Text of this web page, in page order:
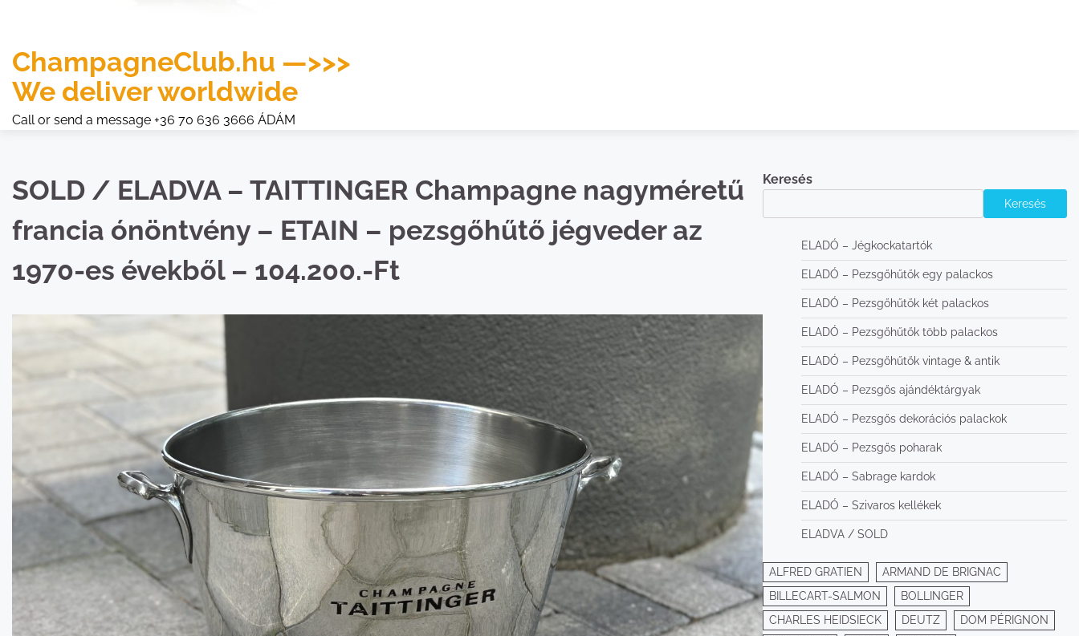
ChampagneClub.hu —>>>
We deliver worldwide
Call or send a message +36 70 636 3666 ÁDÁM
SOLD / ELADVA – TAITTINGER Champagne nagyméretű
francia ónöntvény – ETAIN – pezsgőhűtő jégveder az
1970-es évekből – 104.200.-Ft
Keresés
Keresés
ELADÓ – Jégkockatartók
ELADÓ – Pezsgőhűtők egy palackos
ELADÓ – Pezsgőhűtők két palackos
ELADÓ – Pezsgőhűtők több palackos
ELADÓ – Pezsgőhűtők vintage & antik
ELADÓ – Pezsgős ajándéktárgyak
ELADÓ – Pezsgős dekorációs palackok
ELADÓ – Pezsgős poharak
ELADÓ – Sabrage kardok
ELADÓ – Szivaros kellékek
ELADVA / SOLD
ALFRED GRATIEN
ARMAND DE BRIGNAC
BILLECART-SALMON
BOLLINGER
CHARLES HEIDSIECK
DEUTZ
DOM PÉRIGNON